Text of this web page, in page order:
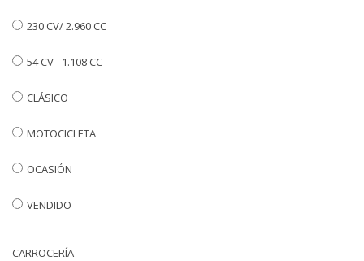
230 CV/ 2.960 CC
54 CV - 1.108 CC
CLÁSICO
MOTOCICLETA
OCASIÓN
VENDIDO
CARROCERÍA